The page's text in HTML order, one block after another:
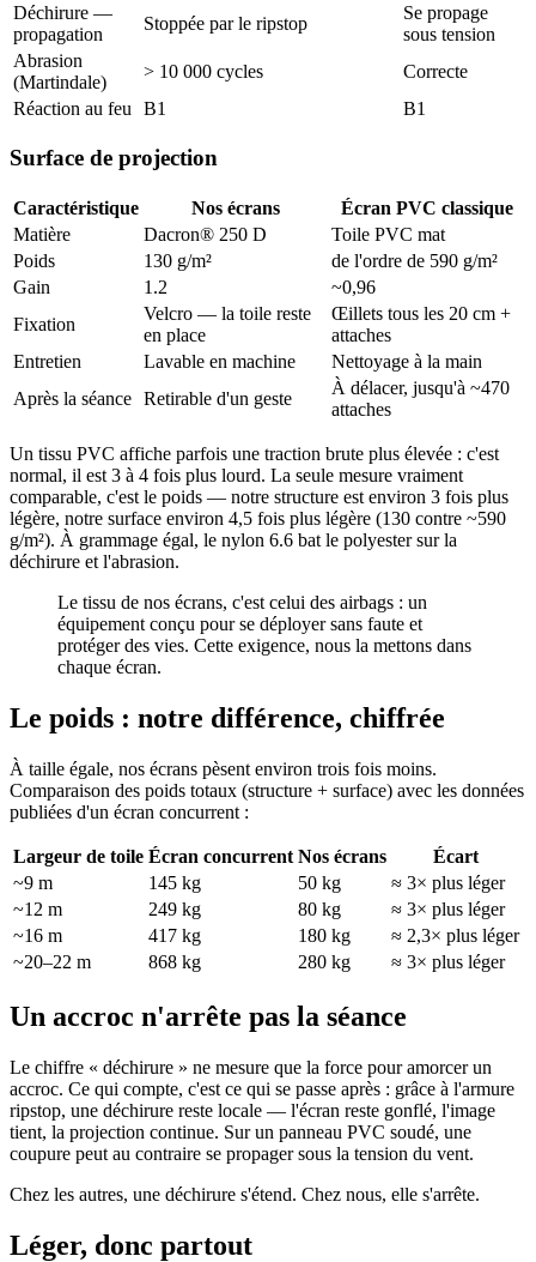
Déchirure —
propagation
Stoppée par le ripstop
Se propage
sous tension
Abrasion
(Martindale)
> 10 000 cycles
Correcte
Réaction au feu
B1 B1
Surface de projection
Caractéristique Nos écrans
Écran PVC classique
Matière
Dacron® 250 D
Toile PVC mat
Poids
130 g/m²
de l'ordre de 590 g/m²
Gain
1.2
~0,96
Fixation
Velcro — la toile reste
en place
Œillets tous les 20 cm +
attaches
Entretien
Lavable en machine
Nettoyage à la main
Après la séance Retirable d'un geste
À délacer, jusqu'à ~470
attaches
Un tissu PVC affiche parfois une traction brute plus élevée : c'est
normal, il est 3 à 4 fois plus lourd. La seule mesure vraiment
comparable, c'est le poids — notre structure est environ 3 fois plus
légère, notre surface environ 4,5 fois plus légère (130 contre ~590
g/m²). À grammage égal, le nylon 6.6 bat le polyester sur la
déchirure et l'abrasion.
Le tissu de nos écrans, c'est celui des airbags : un
équipement conçu pour se déployer sans faute et
protéger des vies. Cette exigence, nous la mettons dans
chaque écran.
Le poids : notre différence, chiffrée
À taille égale, nos écrans pèsent environ trois fois moins.
Comparaison des poids totaux (structure + surface) avec les données
publiées d'un écran concurrent :
Largeur de toile Écran concurrent Nos écrans
Écart
~9 m
145 kg 50 kg
≈ 3× plus léger
~12 m
249 kg 80 kg
≈ 3× plus léger
~16 m
417 kg 180 kg
≈ 2,3× plus léger
~20–22 m
868 kg 280 kg ≈ 3× plus léger
Un accroc n'arrête pas la séance
Le chiffre « déchirure » ne mesure que la force pour amorcer un
accroc. Ce qui compte, c'est ce qui se passe après : grâce à l'armure
ripstop, une déchirure reste locale — l'écran reste gonflé, l'image
tient, la projection continue. Sur un panneau PVC soudé, une
coupure peut au contraire se propager sous la tension du vent.
Chez les autres, une déchirure s'étend. Chez nous, elle s'arrête.
Léger, donc partout